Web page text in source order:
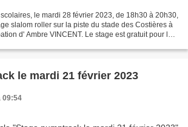
le mardi 28 février 2023, de 18h30 à 20h30,
slalom roller sur la piste du stade des Costières à
d' Ambre VINCENT. Le stage est gratuit pour les
le mardi 21 février 2023
09:54